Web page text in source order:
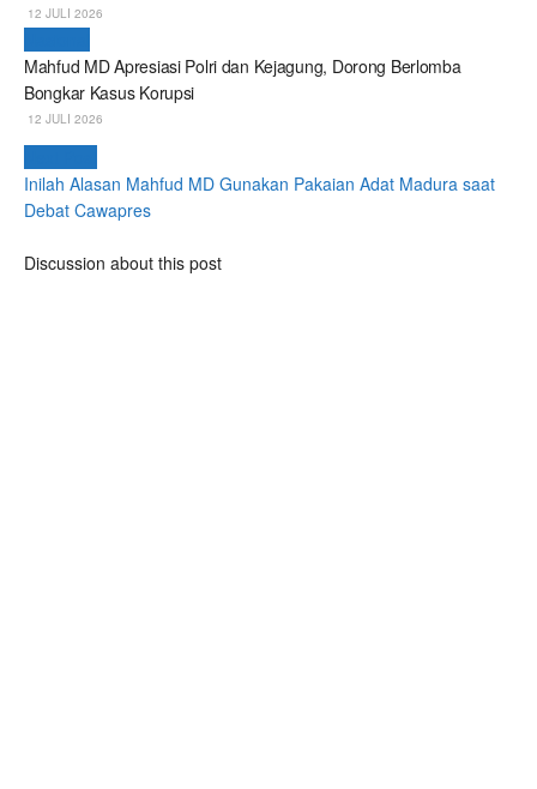
12 JULI 2026
Mahfud MD Apresiasi Polri dan Kejagung, Dorong Berlomba
Bongkar Kasus Korupsi
12 JULI 2026
Inilah Alasan Mahfud MD Gunakan Pakaian Adat Madura saat
Debat Cawapres
Discussion about this post